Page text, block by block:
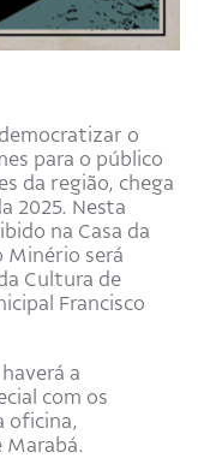
o
para o público
da região, chega
2025. Nesta
na Casa da
Minério será
Cultura de
Francisco
a
com os
oficina,
Marabá.